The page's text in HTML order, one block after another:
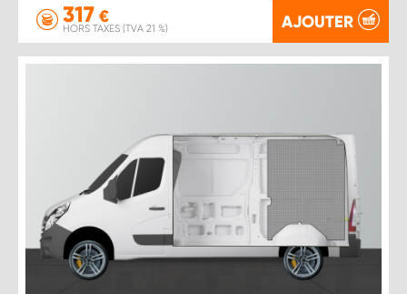
317 €
HORS TAXES (TVA 21 %) AJOUTER